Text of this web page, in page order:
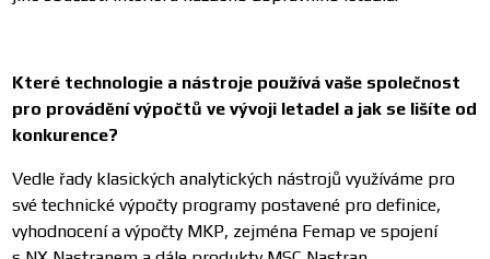
Které technologie a nástroje používá vaše společnost
pro provádění výpočtů ve vývoji letadel a jak se lišíte od
konkurence?
Vedle řady klasických analytických nástrojů využíváme pro
své technické výpočty programy postavené pro definice,
vyhodnocení a výpočty MKP, zejména Femap ve spojení